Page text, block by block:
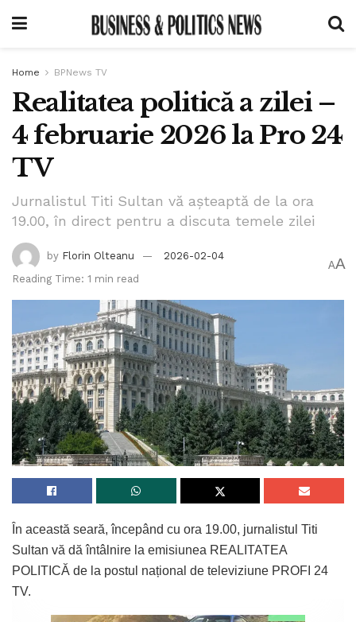
Home BPNews TV
Realitatea politică a zilei –
4 februarie 2026 la Pro 24
TV
Jurnalistul Titi Sultan vă așteaptă de la ora
19.00, în direct pentru a discuta temele zilei
by Florin Olteanu
2026-02-04
Reading Time: 1 min read
AA
În această seară, începând cu ora 19.00, jurnalistul Titi
Sultan vă dă întâlnire la emisiunea REALITATEA
POLITICĂ de la postul național de televiziune PROFI 24
TV.